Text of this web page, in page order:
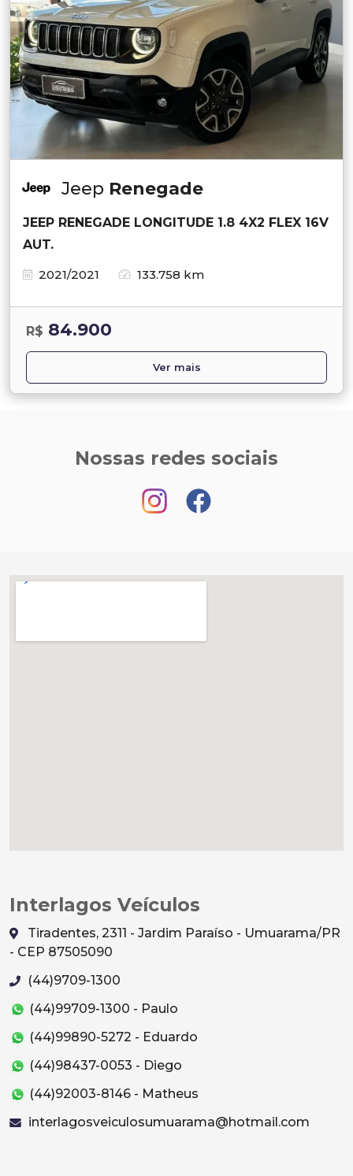
Jeep Renegade
JEEP RENEGADE LONGITUDE 1.8 4X2 FLEX 16V
AUT.
2021/2021
133.758 km
R$ 84.900
Ver mais
Nossas redes sociais
Interlagos Veículos
Tiradentes, 2311 - Jardim Paraíso - Umuarama/PR
- CEP 87505090
(44)9709-1300
(44)99709-1300 - Paulo
(44)99890-5272 - Eduardo
(44)98437-0053 - Diego
(44)92003-8146 - Matheus
interlagosveiculosumuarama@hotmail.com